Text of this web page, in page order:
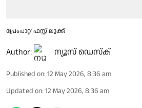
പ്രേംപാറ്റ' ഫസ്റ്റ് ലുക്ക്
Author: ന്യൂസ് ഡെസ്ക്
Published on: 12 May 2026, 8:36 am
Updated on: 12 May 2026, 8:36 am